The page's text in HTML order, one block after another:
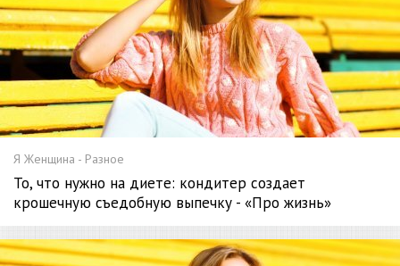
Я Женщина - Разное
То, что нужно на диете: кондитер создает
крошечную съедобную выпечку - «Про жизнь»